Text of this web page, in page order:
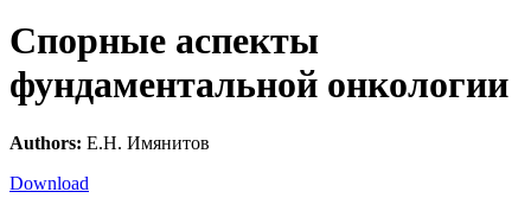
Спорные аспекты
фундаментальной онкологии
Authors: Е.Н. Имянитов
Download